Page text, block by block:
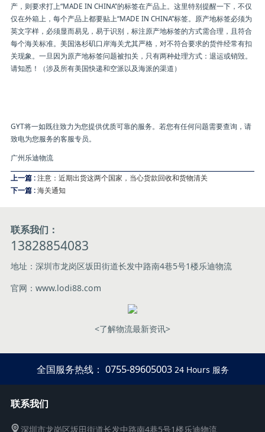
产，则要求打上“MADE IN CHINA”的标签在产品上。这里特别提醒一下，不仅
仅在外箱上，每个产品上都要贴上“MADE IN CHINA”标签。原产地标签必须为
英文字样，必须显而易见，易于识别，标注原产地标签的方式需合理，且符合
每个海关标准。美国洛杉矶口岸海关尤其严格，对不符合要求的货件经常有扣
关现象。一旦因为原产地标签问题被扣关，只有两种处理方式：退运或销毁。
请知悉！（涉及所有美国快递和空派以及海派的渠道）
GYT将一如既往致力为您提供优质可靠的服务。若您有任何问题需要查询，请
致电为您服务的客服专员。
广州乐迪物流
上一篇 : 注意：近期出货这两个国家，当心货款回收和货物清关
下一篇 : 海关通知
联系我们：
13828854083
地址：深圳市龙岗区坂田街道长发中路南4巷5号1楼乐迪物流
官网：www.lodi88.com
<了解物流最新资讯>
全国服务热线： 0755-89605003 24 Hours 服务
联系我们
深圳市龙岗区坂田街道长发中路南4巷5号1楼乐迪物流